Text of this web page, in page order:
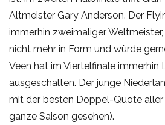
Altmeister Gary Anderson. Der
immerhin zweimaliger
nicht mehr in Form und würde
Veen hat im Viertelfinale immerhin
ausgeschalten. Der junge
mit der besten Doppel-Quote aller
ganze Saison gesehen).